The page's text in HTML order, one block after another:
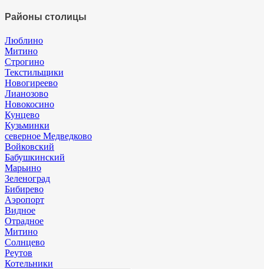
Районы столицы
Люблино
Митино
Строгино
Текстильщики
Новогиреево
Лианозово
Новокосино
Кунцево
Кузьминки
северное Медведково
Войковский
Бабушкинский
Марьино
Зеленоград
Бибирево
Аэропорт
Видное
Отрадное
Митино
Солнцево
Реутов
Котельники